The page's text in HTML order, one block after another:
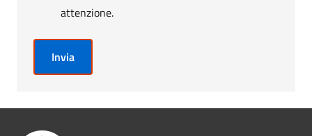
attenzione.
Invia